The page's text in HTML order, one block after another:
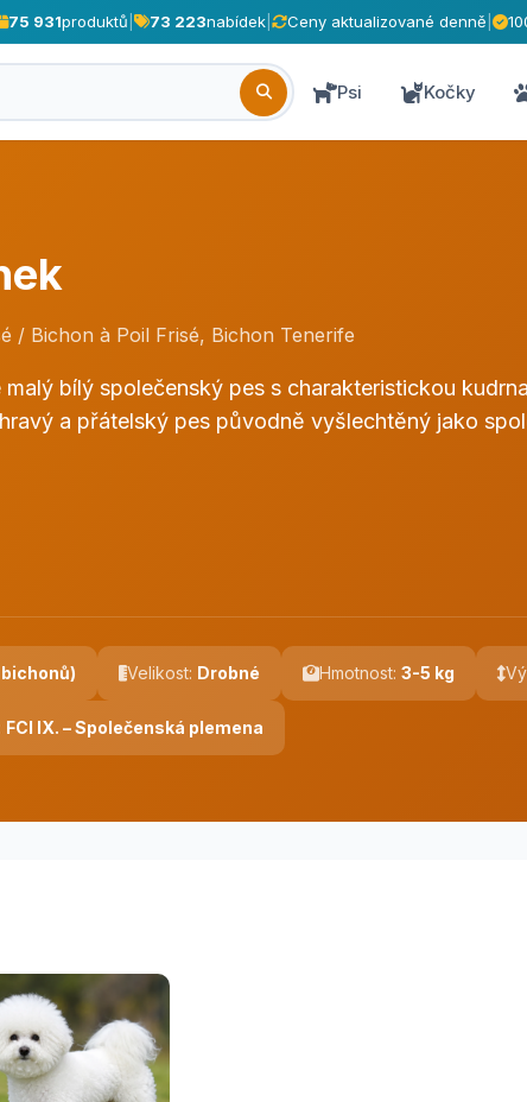
75 931produktů 73 223nabídek Ceny aktualizované denně
Psi Kočky
/ Bichon à Poil Frisé, Bichon Tenerife
malý bílý společenský pes s charakteristickou
a přátelský pes původně vyšlechtěný jako
Velikost: Drobné Hmotnost: 3-5 kg
FCI IX. – Společenská plemena